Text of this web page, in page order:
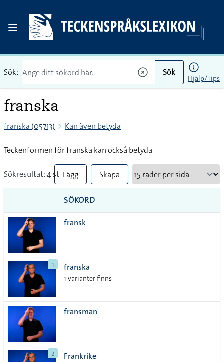
Sök: Sök
Hjälp/Tips
franska
franska (05713) Kan även betyda
Teckenformen för franska kan också betyda
Sökresultat: 4 st Lägg
till
alla i
Skapa
SÖKORD
fransk
1 franska
1 varianter finns
fransman
2 Frankrike